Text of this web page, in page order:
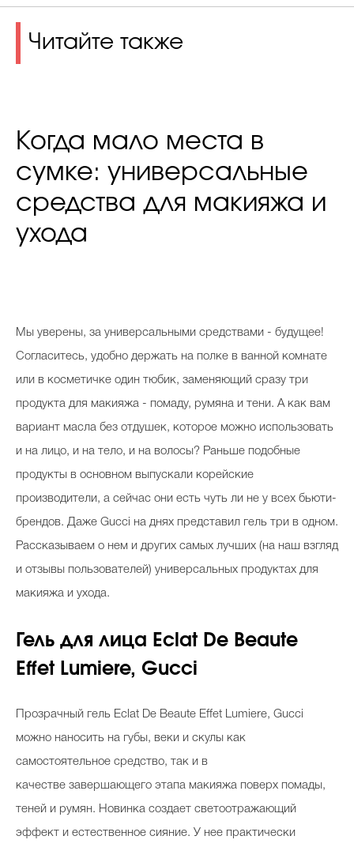
Читайте также
Когда мало места в
сумке: универсальные
средства для макияжа и
ухода
Мы уверены, за универсальными средствами - будущее!
Согласитесь, удобно держать на полке в ванной комнате
или в косметичке один тюбик, заменяющий сразу три
продукта для макияжа - помаду, румяна и тени. А как вам
вариант масла без отдушек, которое можно использовать
и на лицо, и на тело, и на волосы? Раньше подобные
продукты в основном выпускали корейские
производители, а сейчас они есть чуть ли не у всех бьюти-
брендов. Даже Gucci на днях представил гель три в одном.
Рассказываем о нем и других самых лучших (на наш взгляд
и отзывы пользователей) универсальных продуктах для
макияжа и ухода.
Гель для лица Eclat De Beaute
Effet Lumiere, Gucci
Прозрачный гель Eclat De Beaute Effet Lumiere, Gucci
можно наносить на губы, веки и скулы как
самостоятельное средство, так и в
качестве завершающего этапа макияжа поверх помады,
теней и румян. Новинка создает светоотражающий
эффект и естественное сияние. У нее практически